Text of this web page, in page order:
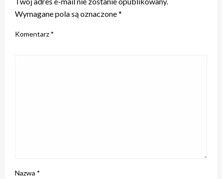
Wymagane pola są oznaczone*
Komentarz *
Nazwa *